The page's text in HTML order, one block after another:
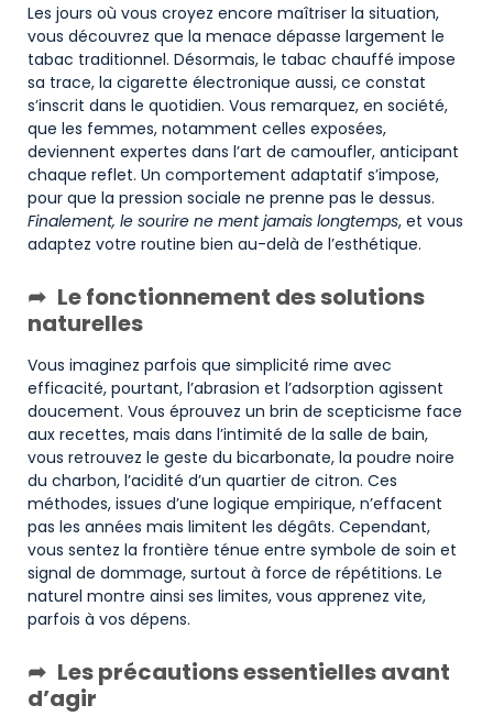
Les jours où vous croyez encore maîtriser la situation,
vous découvrez que la menace dépasse largement le
tabac traditionnel. Désormais, le tabac chauffé impose
sa trace, la cigarette électronique aussi, ce constat
s’inscrit dans le quotidien. Vous remarquez, en société,
que les femmes, notamment celles exposées,
deviennent expertes dans l’art de camoufler, anticipant
chaque reflet. Un comportement adaptatif s’impose,
pour que la pression sociale ne prenne pas le dessus.
Finalement, le sourire ne ment jamais longtemps, et vous
adaptez votre routine bien au-delà de l’esthétique.
Le fonctionnement des solutions
naturelles
Vous imaginez parfois que simplicité rime avec
efficacité, pourtant, l’abrasion et l’adsorption agissent
doucement. Vous éprouvez un brin de scepticisme face
aux recettes, mais dans l’intimité de la salle de bain,
vous retrouvez le geste du bicarbonate, la poudre noire
du charbon, l’acidité d’un quartier de citron. Ces
méthodes, issues d’une logique empirique, n’effacent
pas les années mais limitent les dégâts. Cependant,
vous sentez la frontière ténue entre symbole de soin et
signal de dommage, surtout à force de répétitions. Le
naturel montre ainsi ses limites, vous apprenez vite,
parfois à vos dépens.
Les précautions essentielles avant
d’agir